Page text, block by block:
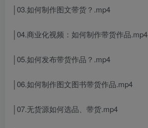
│03.如何制作图文带货？.mp4
│04.商业化视频：如何制作带货作品.mp4
│05.如何发布带货作品？.mp4
│06.如何制作图文图书带货作品.mp4
│07.无货源如何选品、带货.mp4